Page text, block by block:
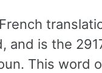
and is the
This word